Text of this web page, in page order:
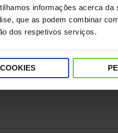
informações acerca
que as podem combinar
dos respetivos serviços.